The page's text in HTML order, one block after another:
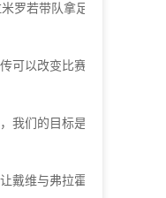
罗若带队拿足协
可以改变比赛 他
我们的目标是帮
戴维与弗拉霍维